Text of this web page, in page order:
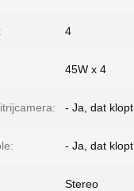
4
45W x 4
- Ja, dat klopt.
- Ja, dat klopt.
Stereo